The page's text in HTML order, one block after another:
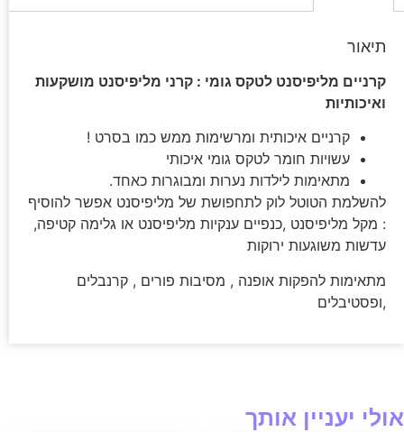
תיאור
קרניים מליפיסנט לטקס גומי : קרני מליפיסנט מושקעות
ואיכותיות
קרניים איכותית ומרשימות ממש כמו בסרט !
עשויות חומר לטקס גומי איכותי
מתאימות לילדות נערות ומבוגרות כאחד.
להשלמת הטוטל לוק לתחפושת של מליפיסנט אפשר להוסיף
: מקל מליפיסנט ,כנפיים ענקיות מליפיסנט או גלימה קטיפה,
עדשות משוגעות ירוקות
מתאימות להפקות אופנה , מסיבות פורים , קרנבלים
,ופסטיבלים
אולי יעניין אותך